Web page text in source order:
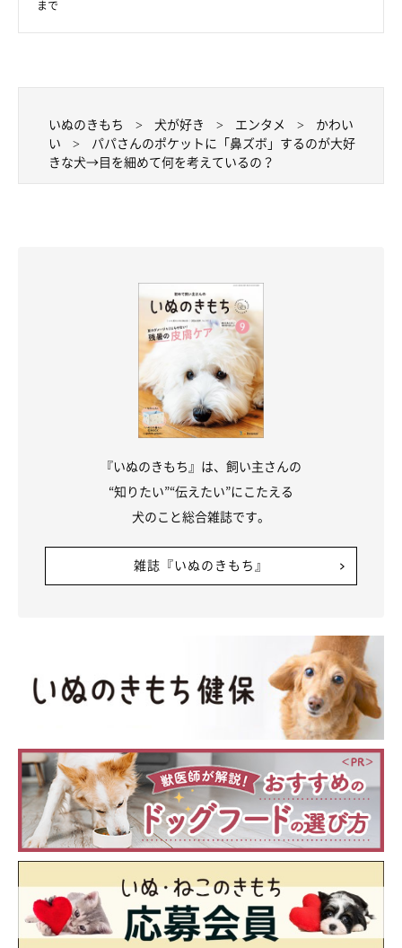
まで
いぬのきもち 犬が好き エンタメ
かわい
い
パパさんのポケットに「鼻ズボ」するのが大好
きな犬→目を細めて何を考えているの？
『いぬのきもち』は、飼い主さんの
“知りたい”“伝えたい”にこたえる
犬のこと総合雑誌です。
雑誌『いぬのきもち』